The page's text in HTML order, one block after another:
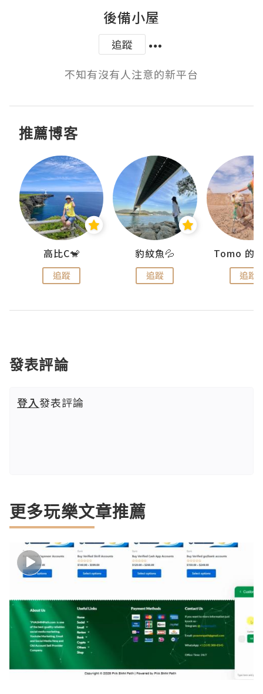
後備小屋
追蹤
不知有沒有人注意的新平台
推薦博客
高比C🐒
追蹤
豹紋魚💦
追蹤 追蹤
發表評論
登入發表評論
更多玩樂文章推薦